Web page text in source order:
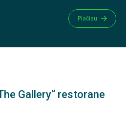
Plačiau
Gallery“ restorane